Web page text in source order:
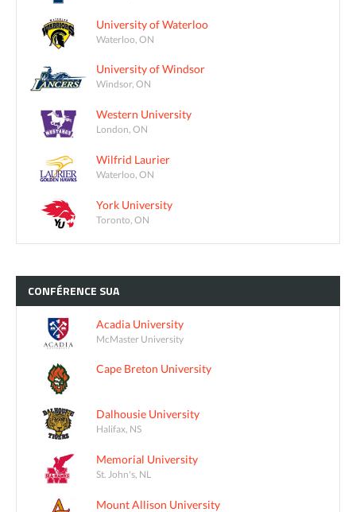
University of Waterloo
Waterloo, ON
University of Windsor
Windsor, ON
Western University
London, ON
Wilfrid Laurier
Waterloo, ON
York University
Toronto, ON
CONFÉRENCE SUA
Acadia University
McMaster University
Cape Breton University
Dalhousie University
Halifax, NS
Memorial University
St. John's, NL
Mount Allison University